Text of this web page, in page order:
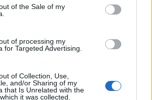
of the Sale of my
of processing my
for Targeted Advertising.
of Collection, Use,
and/or Sharing of my
that Is Unrelated with the
it was collected.